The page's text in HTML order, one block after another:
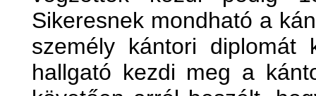
Sikeresnek mondható a
személy kántori
hallgató kezdi meg a